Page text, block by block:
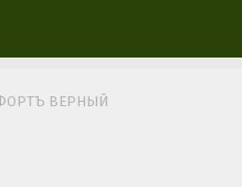
ФОРТЪ ВЕРНЫЙ